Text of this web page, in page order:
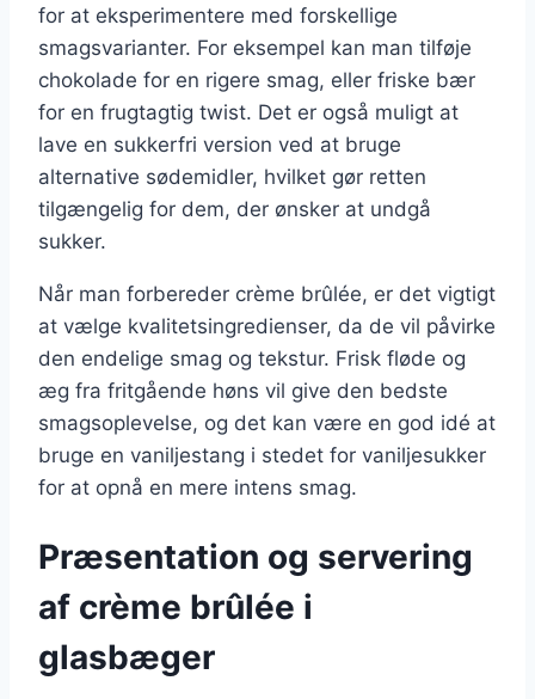
for at eksperimentere med forskellige
smagsvarianter. For eksempel kan man tilføje
chokolade for en rigere smag, eller friske bær
for en frugtagtig twist. Det er også muligt at
lave en sukkerfri version ved at bruge
alternative sødemidler, hvilket gør retten
tilgængelig for dem, der ønsker at undgå
sukker.
Når man forbereder crème brûlée, er det vigtigt
at vælge kvalitetsingredienser, da de vil påvirke
den endelige smag og tekstur. Frisk fløde og
æg fra fritgående høns vil give den bedste
smagsoplevelse, og det kan være en god idé at
bruge en vaniljestang i stedet for vaniljesukker
for at opnå en mere intens smag.
Præsentation og servering
af crème brûlée i
glasbæger